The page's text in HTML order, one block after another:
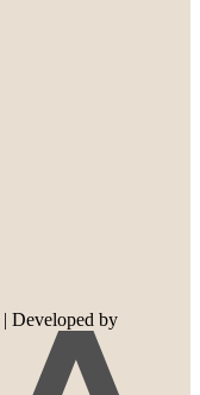
| Developed by